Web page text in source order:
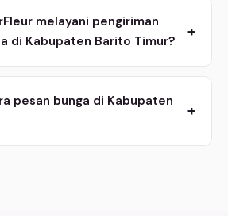
melayani pengiriman
di Kabupaten Barito Timur?
+
pesan bunga di Kabupaten
+